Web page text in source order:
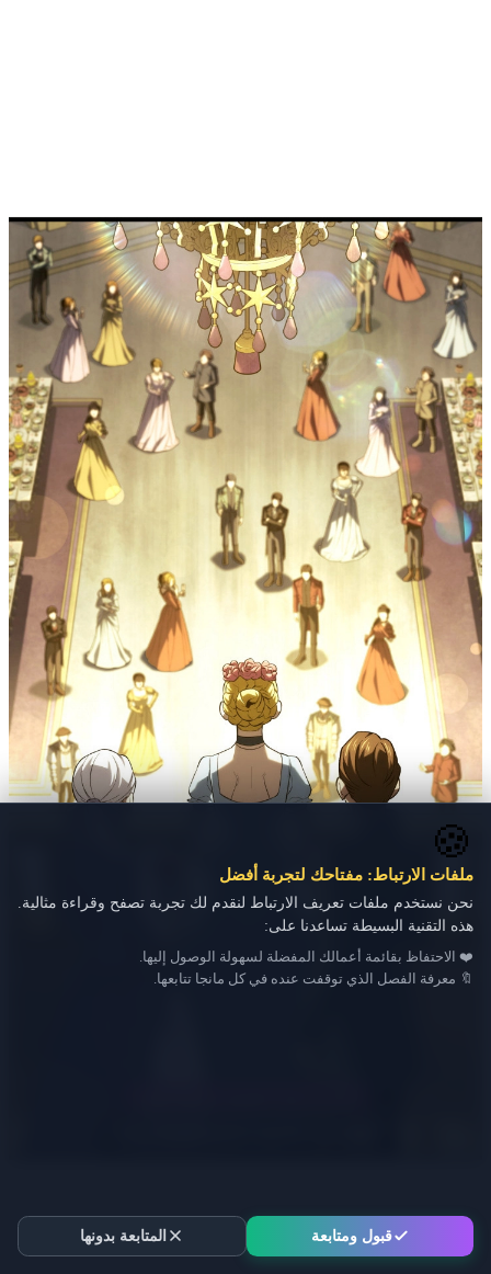
🍪
ملفات الارتباط: مفتاحك لتجربة أفضل
نحن نستخدم ملفات تعريف الارتباط لنقدم لك تجربة تصفح وقراءة مثالية.
هذه التقنية البسيطة تساعدنا على:
❤️ الاحتفاظ بقائمة أعمالك المفضلة لسهولة الوصول إليها.
🔖 معرفة الفصل الذي توقفت عنده في كل مانجا تتابعها.
قبول ومتابعة المتابعة بدونها